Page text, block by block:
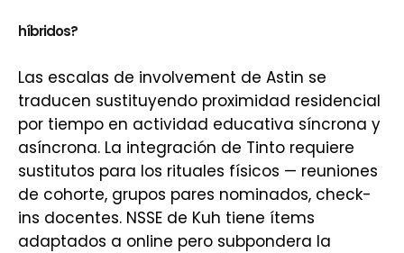
híbridos?
Las escalas de involvement de Astin se
traducen sustituyendo proximidad residencial
por tiempo en actividad educativa síncrona y
asíncrona. La integración de Tinto requiere
sustitutos para los rituales físicos — reuniones
de cohorte, grupos pares nominados, check-
ins docentes. NSSE de Kuh tiene ítems
adaptados a online pero subpondera la